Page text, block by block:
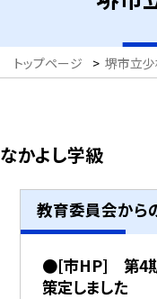
トップページ > 堺市立
なかよし学級
教育委員会から
●[市HP] 第4期
策定しました